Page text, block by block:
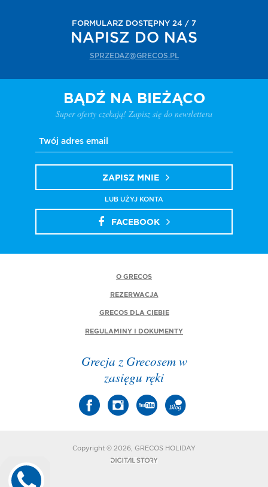
FORMULARZ DOSTĘPNY 24 / 7
NAPISZ DO NAS
SPRZEDAZ@GRECOS.PL
BĄDŹ NA BIEŻĄCO
Super oferty czekają! Zapisz się do newslettera
ZAPISZ MNIE
LUB UŻYJ KONTA
FACEBOOK
O GRECOS
REZERWACJA
GRECOS DLA CIEBIE
REGULAMINY I DOKUMENTY
Grecja z Grecosem w
zasięgu ręki
Copyright © 2026, GRECOS HOLIDAY